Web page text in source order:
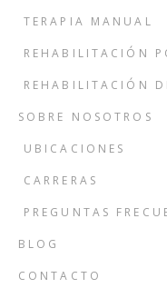
TERAPIA MANUAL
REHABILITACIÓN
REHABILITACIÓN
SOBRE NOSOTROS
UBICACIONES
CARRERAS
PREGUNTAS
BLOG
CONTACTO